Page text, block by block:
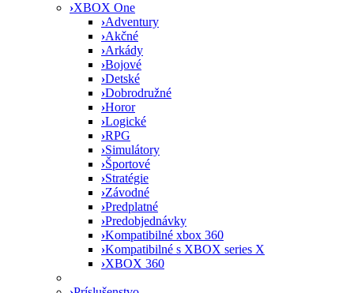
›XBOX One
›Adventury
›Akčné
›Arkády
›Bojové
›Detské
›Dobrodružné
›Horor
›Logické
›RPG
›Simulátory
›Športové
›Stratégie
›Závodné
›Predplatné
›Predobjednávky
›Kompatibilné xbox 360
›Kompatibilné s XBOX series X
›XBOX 360